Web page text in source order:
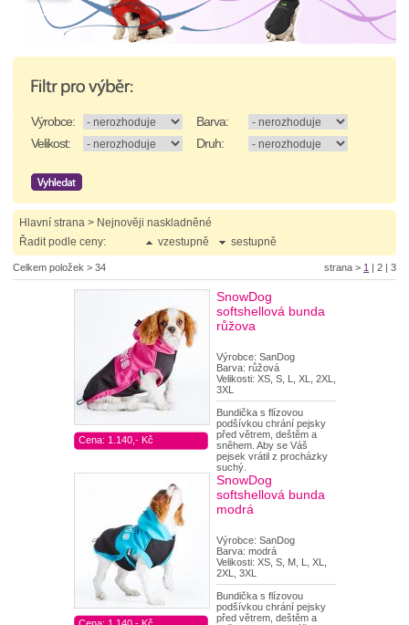
Výrobce:
Barva:
Velikost:
Druh:
Hlavní strana > Nejnověji naskladněné
Řadit podle ceny:
vzestupně sestupně
Celkem položek > 34 strana > 1 | 2 | 3
SnowDog
softshellová bunda
růžova
Výrobce: SanDog
Barva: růžová
Velikosti: XS, S, L, XL, 2XL,
3XL
Bundička s flízovou
podšívkou chrání pejsky
před větrem, deštěm a
sněhem. Aby se Váš
pejsek vrátil z procházky
suchý.
Cena: 1.140,- Kč
SnowDog
softshellová bunda
modrá
Výrobce: SanDog
Barva: modrá
Velikosti: XS, S, M, L, XL,
2XL, 3XL
Bundička s flízovou
podšívkou chrání pejsky
před větrem, deštěm a